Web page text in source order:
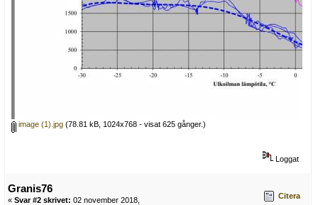
image (1).jpg (78.81 kB, 1024x768 - visat 625 gånger.)
Loggat
Granis76
« Svar #2 skrivet: 02 november 2018,
Citera